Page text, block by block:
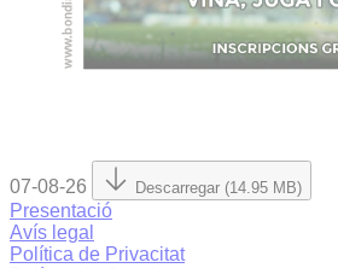
07-08-26 Descarregar (14.95 MB)
Presentació
Avís legal
Política de Privacitat